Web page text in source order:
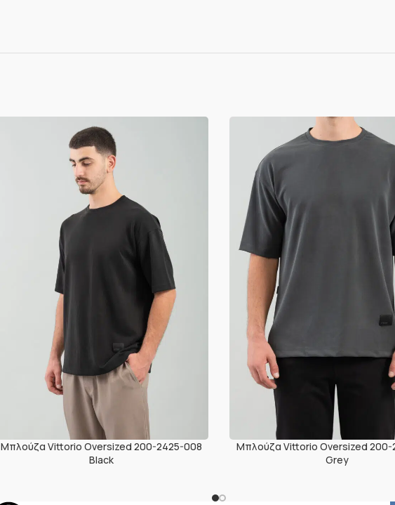
Μπλούζα Vittorio Oversized 200-2425-008
Black
Μπλούζα Vittorio Oversized 200-
Grey